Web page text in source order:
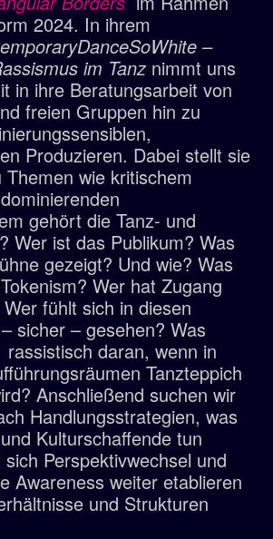
2024. In ihrem
–
im Tanz nimmt uns
in ihre Beratungsarbeit von
freien Gruppen hin zu
Produzieren. Dabei stellt sie
Themen wie kritischem
gehört die Tanz- und
Wer ist das Publikum? Was
gezeigt? Und wie? Was
Wer hat Zugang
fühlt sich in diesen
sicher – gesehen? Was
rassistisch daran, wenn in
Tanzteppich
Anschließend suchen wir
Handlungsstrategien, was
Kulturschaffende tun
Perspektivwechsel und
Awareness weiter etablieren
und Strukturen